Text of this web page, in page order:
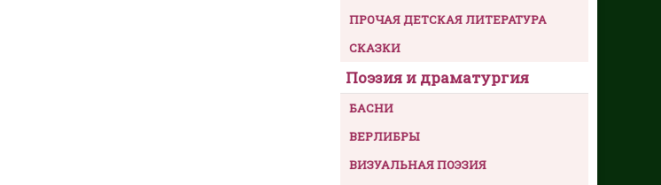
ПРОЧАЯ ДЕТСКАЯ ЛИТЕРАТУРА
СКАЗКИ
Поэзия и драматургия
БАСНИ
ВЕРЛИБРЫ
ВИЗУАЛЬНАЯ ПОЭЗИЯ